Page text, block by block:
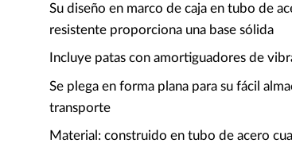
Su diseño en marco de caja en tubo de
resistente proporciona una base sólida
Incluye patas con amortiguadores de
Se plega en forma plana para su fácil
transporte
Material: construido en tubo de acero